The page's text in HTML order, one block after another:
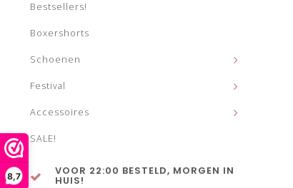
8,7
Bestsellers!
Boxershorts
Schoenen
Festival
Accessoires
SALE!
VOOR 22:00 BESTELD, MORGEN IN
HUIS!